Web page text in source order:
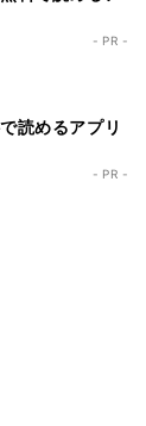
- PR -
読めるアプリ
- PR -